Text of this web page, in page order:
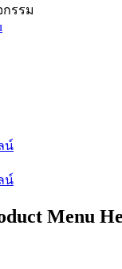
รรม
น์
น์
Menu